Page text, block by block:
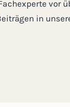
vor
in